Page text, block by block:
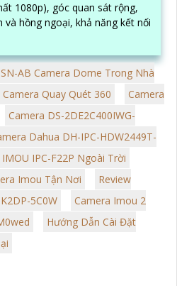
1080p), góc quan sát rộng,
hồng ngoại, khả năng kết nối
AB Camera Dome Trong Nhà
Camera Quay Quét 360
Camera
Camera DS-2DE2C400IWG-
Dahua DH-IPC-HDW2449T-
IPC-F22P Ngoài Trời
Imou Tận Nơi
Review
5C0W
Camera Imou 2
Hướng Dẫn Cài Đặt